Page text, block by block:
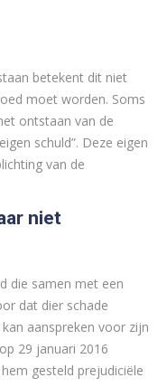
betekent dit niet
moet worden. Soms
ontstaan van de
schuld”. Deze eigen
van de
niet
die samen met een
dat dier schade
aanspreken voor zijn
29 januari 2016
gesteld prejudiciële